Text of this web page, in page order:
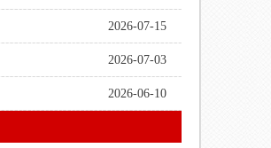
2026-07-15
2026-07-03
2026-06-10